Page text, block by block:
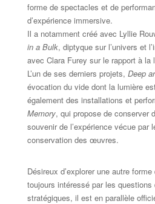
forme de spectacles et de
d’expérience immersive.
Il a notamment créé avec Lyllie
in a Bulk, diptyque sur l’univers et
avec Clara Furey sur le rapport à la
L’un de ses derniers projets, Deep
évocation du vide dont la lumière
également des installations et
Memory, qui propose de conserver
souvenir de l’expérience vécue par
conservation des œuvres.
Désireux d’explorer une autre
toujours intéressé par les
stratégiques, il est en parallèle